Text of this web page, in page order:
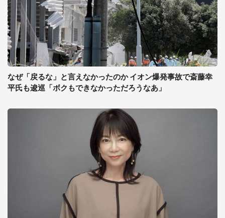
なぜ「戻るな」と言えなかったのか イオン爆発事故で斎藤幸
平氏も逡巡「ボクもできなかっただろうなあ」